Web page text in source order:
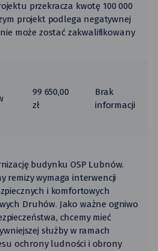
przekracza kwotę 100 000
projekt podlega negatywnej
może zostać zakwalifikowany
99 650,00
zł
Brak
informacji
budynku OSP Lubnów.
remizy wymaga interwencji
i komfortowych
Druhów. Jako ważne ogniwo
chcemy mieć
służby w ramach
ochrony ludności i obrony